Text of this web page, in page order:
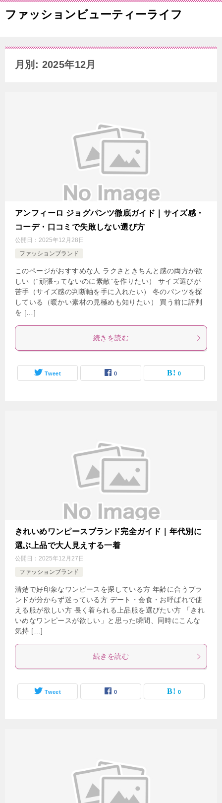
ファッションビューティーライフ
月別: 2025年12月
アンフィーロ ジョグパンツ徹底ガイド｜サイズ感・
コーデ・口コミで失敗しない選び方
公開日： 2025年12月28日
ファッションブランド
このページがおすすめな人 ラクさときちんと感の両方が欲
しい（“頑張ってないのに素敵”を作りたい） サイズ選びが
苦手（サイズ感の判断軸を手に入れたい） 冬のパンツを探
している（暖かい素材の見極めも知りたい） 買う前に評判
を […]
続きを読む
Tweet 0 0
きれいめワンピースブランド完全ガイド｜年代別に
選ぶ上品で大人見えする一着
公開日： 2025年12月27日
ファッションブランド
清楚で好印象なワンピースを探している方 年齢に合うブラ
ンドが分からず迷っている方 デート・会食・お呼ばれで使
える服が欲しい方 長く着られる上品服を選びたい方 「きれ
いめなワンピースが欲しい」と思った瞬間、同時にこんな
気持 […]
続きを読む
Tweet 0 0